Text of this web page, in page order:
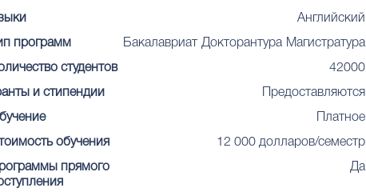
Английский
программ Бакалавриат Докторантура Магистратура
студентов 42000
и стипендии Предоставляются
Платное
обучения 12 000 долларов/семестр
прямого
Да